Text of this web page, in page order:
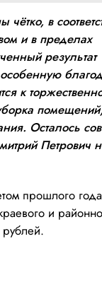
в
и в пределах
результат
к
Осталось
Петрович
прошлого
и